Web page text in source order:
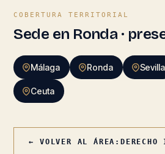
COBERTURA TERRITORIAL
Sede en Ronda ·
Málaga Ronda Sevilla
Ceuta
← VOLVER AL ÁREA: